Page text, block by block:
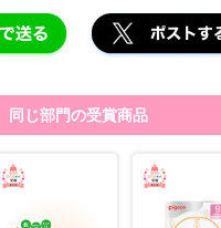
同じ部門の受賞商品